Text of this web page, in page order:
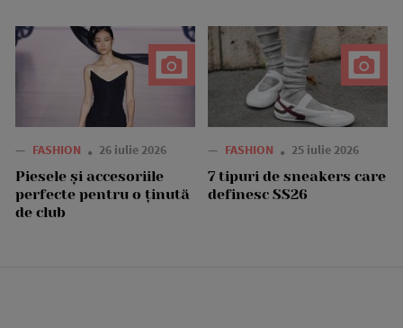
— FASHION 26 iulie 2026
Piesele și accesoriile
perfecte pentru o ținută
de club
— FASHION 25 iulie 2026
7 tipuri de sneakers care
definesc SS26